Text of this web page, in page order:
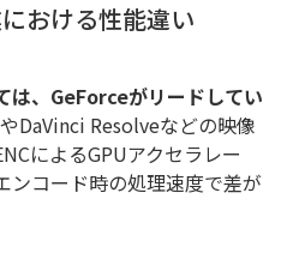
おける性能違い
は、GeForceがリードしてい
DaVinci Resolveなどの映像
によるGPUアクセラレー
ンコード時の処理速度で差が